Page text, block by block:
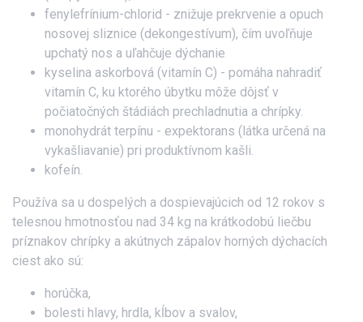
fenylefrínium-chlorid - znižuje prekrvenie a opuch
nosovej sliznice (dekongestívum), čím uvoľňuje
upchatý nos a uľahčuje dýchanie
kyselina askorbová (vitamín C) - pomáha nahradiť
vitamín C, ku ktorého úbytku môže dôjsť v
počiatočných štádiách prechladnutia a chrípky.
monohydrát terpínu - expektorans (látka určená na
vykašliavanie) pri produktívnom kašli.
kofeín.
Používa sa u dospelých a dospievajúcich od 12 rokov s
telesnou hmotnosťou nad 34 kg na krátkodobú liečbu
príznakov chrípky a akútnych zápalov horných dýchacích
ciest ako sú:
horúčka,
bolesti hlavy, hrdla, kĺbov a svalov,